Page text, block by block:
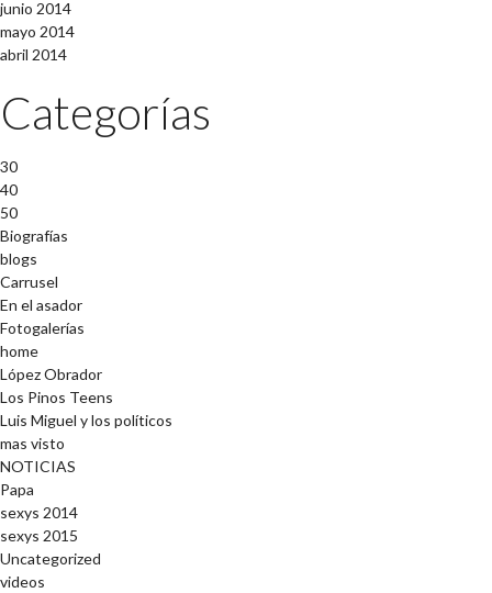
junio 2014
mayo 2014
abril 2014
Categorías
30
40
50
Biografías
blogs
Carrusel
En el asador
Fotogalerías
home
López Obrador
Los Pinos Teens
Luis Miguel y los políticos
mas visto
NOTICIAS
Papa
sexys 2014
sexys 2015
Uncategorized
videos